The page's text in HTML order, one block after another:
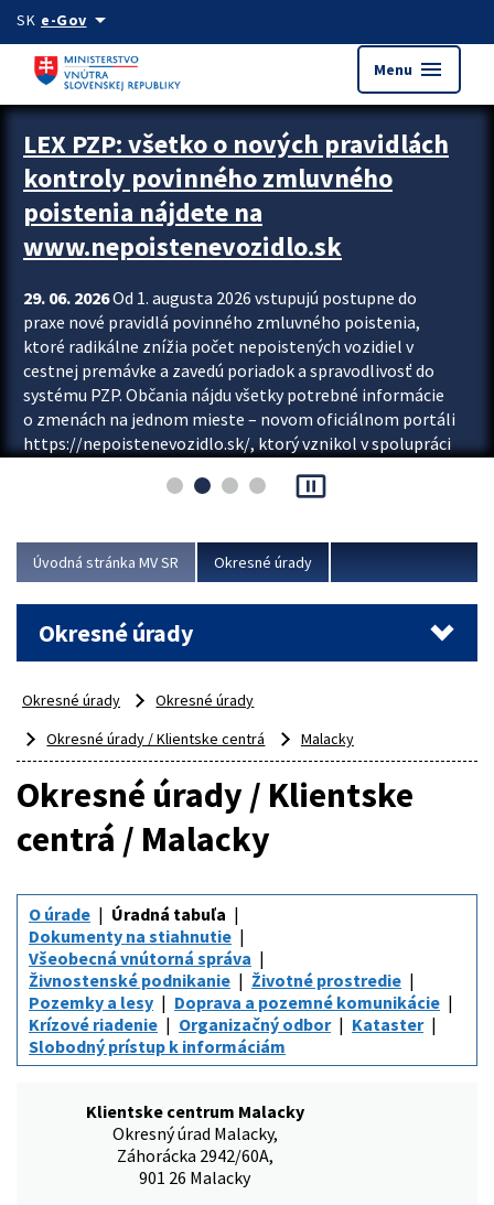
Preskocit na hlavný obsah
SK e-Govarrow_drop_down
Menu menu
Zastavit automatický posun upútavok
LEX PZP: všetko o nových pravidlách
kontroly povinného zmluvného
poistenia nájdete na
www.nepoistenevozidlo.sk
29. 06. 2026Od 1. augusta 2026 vstupujú postupne do
praxe nové pravidlá povinného zmluvného poistenia,
ktoré radikálne znížia počet nepoistených vozidiel v
cestnej premávke a zavedú poriadok a spravodlivosť do
systému PZP. Občania nájdu všetky potrebné informácie
o zmenách na jednom mieste – novom oficiálnom portáli
https://nepoistenevozidlo.sk/, ktorý vznikol v spolupráci
asociácie poisťovní (SLASPO) a Ministerstva vnútra SR.
Viac
pause_presentation
Úvodná stránka MV SR Okresné úrady
Okresné úrady
Okresné úrady
Okresné úrady
Okresné úrady / Klientske centrá
Malacky
Okresné úrady / Klientske
centrá / Malacky
O úrade
Úradná tabuľa
Dokumenty na stiahnutie
Všeobecná vnútorná správa
Živnostenské podnikanie
Životné prostredie
Pozemky a lesy
Doprava a pozemné komunikácie
Krízové riadenie
Organizačný odbor
Kataster
Slobodný prístup k informáciám
Klientske centrum Malacky
Okresný úrad Malacky,
Záhorácka 2942/60A,
901 26 Malacky